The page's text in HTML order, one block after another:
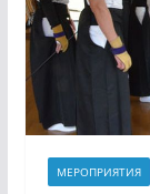
МЕРОПРИЯТИЯ